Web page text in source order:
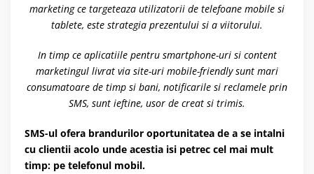
marketing ce targeteaza utilizatorii de telefoane mobile si
tablete, este strategia prezentului si a viitorului.
In timp ce aplicatiile pentru smartphone-uri si content
marketingul livrat via site-uri mobile-friendly sunt mari
consumatoare de timp si bani, notificarile si reclamele prin
SMS, sunt ieftine, usor de creat si trimis.
SMS-ul ofera brandurilor oportunitatea de a se intalni
cu clientii acolo unde acestia isi petrec cel mai mult
timp: pe telefonul mobil.